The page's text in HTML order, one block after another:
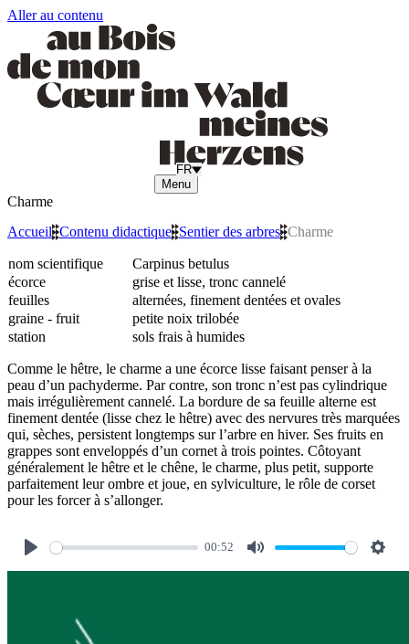
Aller au contenu
Menu
FR
Charme
Accueil»Contenu didactique»Sentier des arbres»Charme
nom scientifique
Carpinus betulus
écorce
grise et lisse, tronc cannelé
feuilles
alternées, finement dentées et ovales
graine - fruit
petite noix trilobée
station
sols frais à humides
Comme le hêtre, le charme a une écorce lisse faisant penser à la
peau d’un pachyderme. Par contre, son tronc n’est pas cylindrique
mais irrégulièrement cannelé. La bordure de sa feuille alterne est
finement dentée (lisse chez le hêtre) avec des nervures très marquées
qui, sèches, persistent longtemps sur l’arbre en hiver. Ses fruits en
grappes sont enveloppés d’un cornet à trois pointes. Côtoyant
généralement le hêtre et le chêne, le charme, plus petit, supporte
parfaitement leur ombre et joue, en sylviculture, le rôle de corset
pour les forcer à s’allonger.
Play
00:52
Mute